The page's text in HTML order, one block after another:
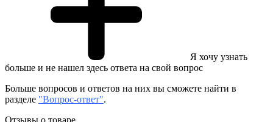
Я хочу узнать
больше и не нашел здесь ответа на свой вопрос
Больше вопросов и ответов на них вы сможете найти в
разделе "Вопрос-ответ".
Отзывы о товаре